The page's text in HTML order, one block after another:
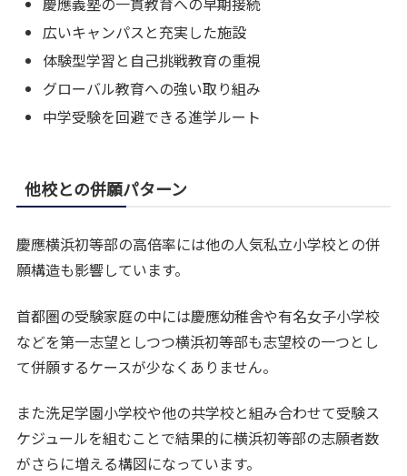
広いキャンパスと充実した施設
体験型学習と自己挑戦教育の重視
グローバル教育への強い取り組み
中学受験を回避できる進学ルート
他校との併願パターン
慶應横浜初等部の高倍率には他の人気私立小学校との併
願構造も影響しています。
首都圏の受験家庭の中には慶應幼稚舎や有名女子小学校
などを第一志望としつつ横浜初等部も志望校の一つとし
て併願するケースが少なくありません。
また洗足学園小学校や他の共学校と組み合わせて受験ス
ケジュールを組むことで結果的に横浜初等部の志願者数
がさらに増える構図になっています。